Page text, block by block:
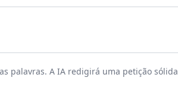
palavras. A IA redigirá uma petição